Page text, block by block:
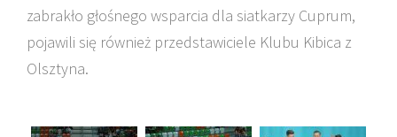
zabrakło głośnego wsparcia dla siatkarzy Cuprum,
pojawili się również przedstawiciele Klubu Kibica z
Olsztyna.